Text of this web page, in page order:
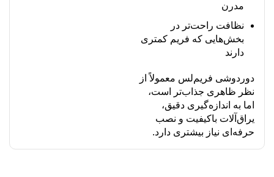
مدرن
نظافت راحت‌تر در
بخش‌هایی که فریم کمتری
دارند
دوردوشی فریم‌لس معمولاً از
نظر ظاهری جذاب‌تر است،
اما به اندازه‌گیری دقیق،
یراق‌آلات باکیفیت و نصب
حرفه‌ای نیاز بیشتری دارد.